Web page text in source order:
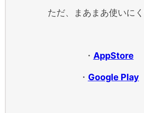
ただ、まあまあ使いに
・ AppStore
・ Google Play